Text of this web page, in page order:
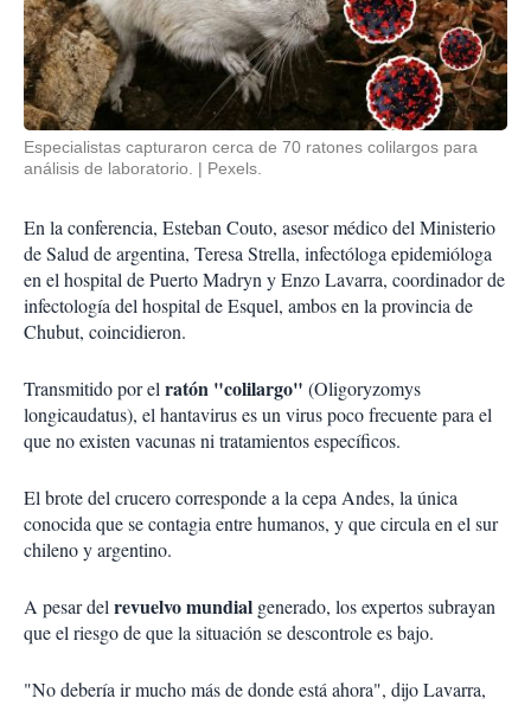
Especialistas capturaron cerca de 70 ratones colilargos para
análisis de laboratorio.
Pexels.
En la conferencia, Esteban Couto, asesor médico del Ministerio
de Salud de argentina, Teresa Strella, infectóloga epidemióloga
en el hospital de Puerto Madryn y Enzo Lavarra, coordinador de
infectología del hospital de Esquel, ambos en la provincia de
Chubut, coincidieron.
Transmitido por elratón "colilargo" (Oligoryzomys
longicaudatus), el hantavirus es un virus poco frecuente para el
que no existen vacunas ni tratamientos específicos.
El brote del crucero corresponde a la cepa Andes, la única
conocida que se contagia entre humanos, y que circula en el sur
chileno y argentino.
A pesar delrevuelvo mundial generado, los expertos subrayan
que el riesgo de que la situación se descontrole es bajo.
"No debería ir mucho más de donde está ahora", dijo Lavarra,